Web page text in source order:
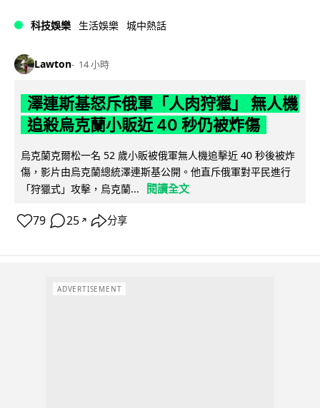
科技娛樂 生活娛樂 城中熱話
Lawton 14 小時
澤連斯基怒斥俄軍「人肉狩獵」 無人機
追殺烏克蘭小販近 40 秒仍被炸傷
烏克蘭克爾松一名 52 歲小販被俄軍無人機追擊近 40 秒後被炸
傷，影片由烏克蘭總統澤連斯基公開。他直斥俄軍對平民進行
「狩獵式」攻擊，烏克蘭...
閱讀全文
79 25 ↗ 分享
ADVERTISEMENT